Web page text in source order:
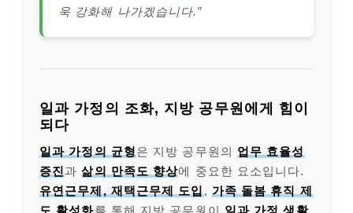
욱 강화해 나가겠습니다.”
일과 가정의 조화, 지방 공무원에게 힘이
되다
일과 가정의 균형은 지방 공무원의 업무 효율성
증진과삶의 만족도 향상에 중요한 요소입니다.
유연근무제, 재택근무제 도입 , 가족 돌봄 휴직 제
도 활성화를 통해 지방 공무원이 일과 가정 생활